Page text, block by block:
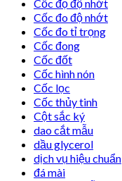
Cốc đọ độ nhớt
Cốc đo độ nhớt
Cốc đo tỉ trọng
Cốc đong
Cốc đốt
Cốc hình nón
Cốc lọc
Cốc thủy tinh
Cột sắc ký
dao cắt mẫu
dầu glycerol
dịch vụ hiệu chuẩn
đá mài